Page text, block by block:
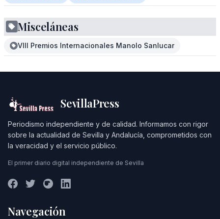
Misceláneas
VIII Premios Internacionales Manolo Sanlucar
SevillaPress
Periodismo independiente y de calidad. Informamos con rigor
sobre la actualidad de Sevilla y Andalucía, comprometidos con
la veracidad y el servicio público.
El primer diario digital independiente de Sevilla
Navegación